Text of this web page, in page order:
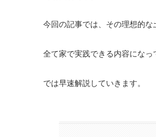
今回の記事では、その理想的な
全て家で実践できる内容になっ
では早速解説していきます。